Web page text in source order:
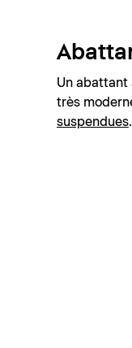
Un abattant
très
suspendues.